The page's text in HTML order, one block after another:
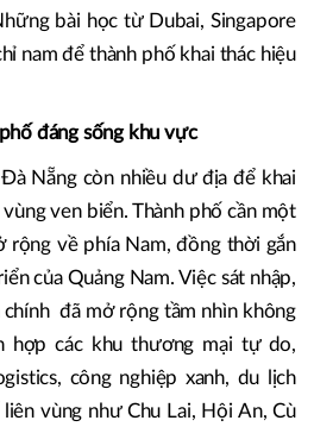
bài học từ Dubai, Singapore
nam để thành phố khai thác hiệu
đáng sống khu vực
Nẵng còn nhiều dư địa để khai
ven biển. Thành phố cần một
rộng về phía Nam, đồng thời gắn
của Quảng Nam. Việc sát nhập,
chính đã mở rộng tầm nhìn không
hợp các khu thương mại tự do,
công nghiệp xanh, du lịch
vùng như Chu Lai, Hội An, Cù